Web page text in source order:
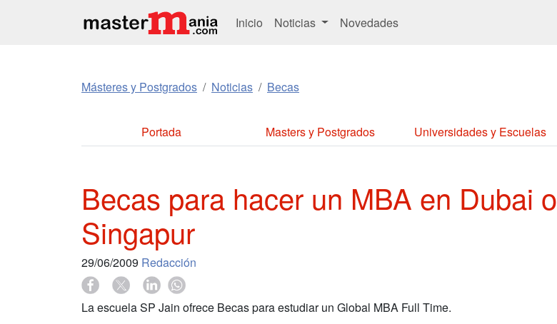
Inicio Noticias Novedades
Másteres y Postgrados Noticias Becas
Portada Masters y Postgrados Universidades y Escuelas
Becas para hacer un MBA en Dubai o
Singapur
29/06/2009 Redacción
La escuela SP Jain ofrece Becas para estudiar un Global MBA Full Time.